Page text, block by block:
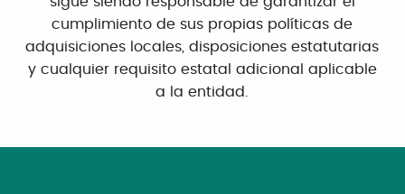
cumplimiento de sus propias políticas de
adquisiciones locales, disposiciones estatutarias
y cualquier requisito estatal adicional aplicable
a la entidad.